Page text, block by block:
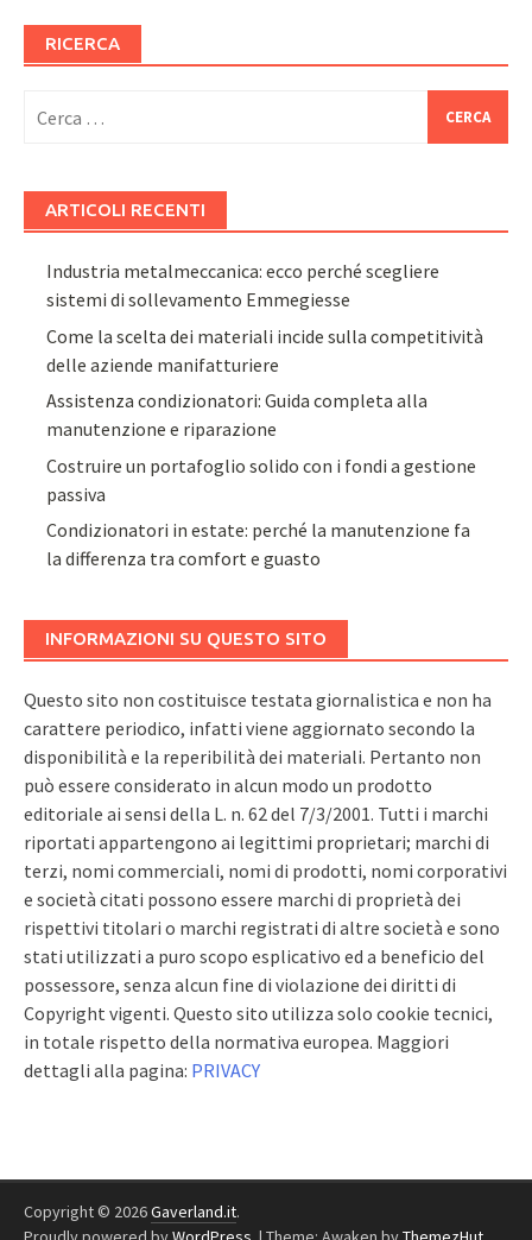
RICERCA
per:
ARTICOLI RECENTI
Industria metalmeccanica: ecco perché scegliere
sistemi di sollevamento Emmegiesse
Come la scelta dei materiali incide sulla competitività
delle aziende manifatturiere
Assistenza condizionatori: Guida completa alla
manutenzione e riparazione
Costruire un portafoglio solido con i fondi a gestione
passiva
Condizionatori in estate: perché la manutenzione fa
la differenza tra comfort e guasto
INFORMAZIONI SU QUESTO SITO
Questo sito non costituisce testata giornalistica e non ha
carattere periodico, infatti viene aggiornato secondo la
disponibilità e la reperibilità dei materiali. Pertanto non
può essere considerato in alcun modo un prodotto
editoriale ai sensi della L. n. 62 del 7/3/2001. Tutti i marchi
riportati appartengono ai legittimi proprietari; marchi di
terzi, nomi commerciali, nomi di prodotti, nomi corporativi
e società citati possono essere marchi di proprietà dei
rispettivi titolari o marchi registrati di altre società e sono
stati utilizzati a puro scopo esplicativo ed a beneficio del
possessore, senza alcun fine di violazione dei diritti di
Copyright vigenti. Questo sito utilizza solo cookie tecnici,
in totale rispetto della normativa europea. Maggiori
dettagli alla pagina: PRIVACY
Copyright © 2026Gaverland.it.